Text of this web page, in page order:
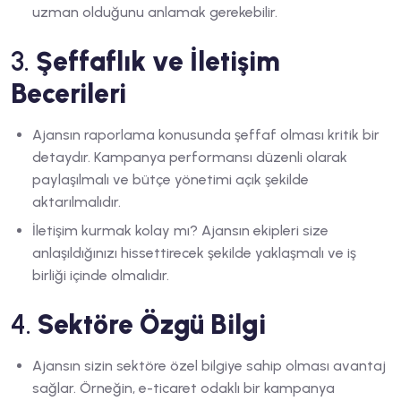
uzman olduğunu anlamak gerekebilir.
3. Şeffaflık ve İletişim
Becerileri
Ajansın raporlama konusunda şeffaf olması kritik bir
detaydır. Kampanya performansı düzenli olarak
paylaşılmalı ve bütçe yönetimi açık şekilde
aktarılmalıdır.
İletişim kurmak kolay mı? Ajansın ekipleri size
anlaşıldığınızı hissettirecek şekilde yaklaşmalı ve iş
birliği içinde olmalıdır.
4. Sektöre Özgü Bilgi
Ajansın sizin sektöre özel bilgiye sahip olması avantaj
sağlar. Örneğin, e-ticaret odaklı bir kampanya